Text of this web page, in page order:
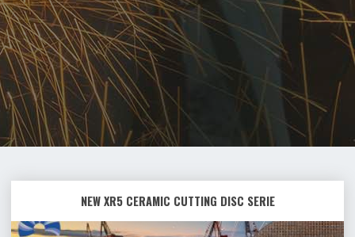
New
NEW XR5 CERAMIC CUTTING DISC SERIE